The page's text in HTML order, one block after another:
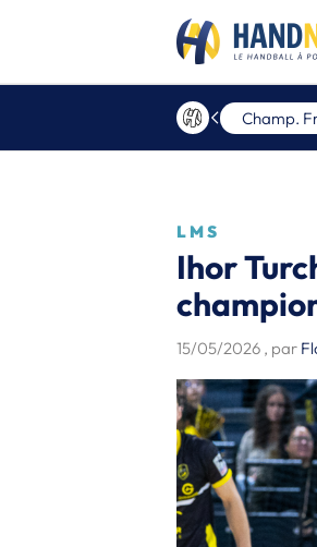
Champ.
LMS
Ihor
15/05/2026 , par